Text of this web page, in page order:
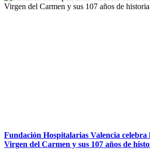
Fundación Hospitalarias Valencia celebra
Virgen del Carmen y sus 107 años de